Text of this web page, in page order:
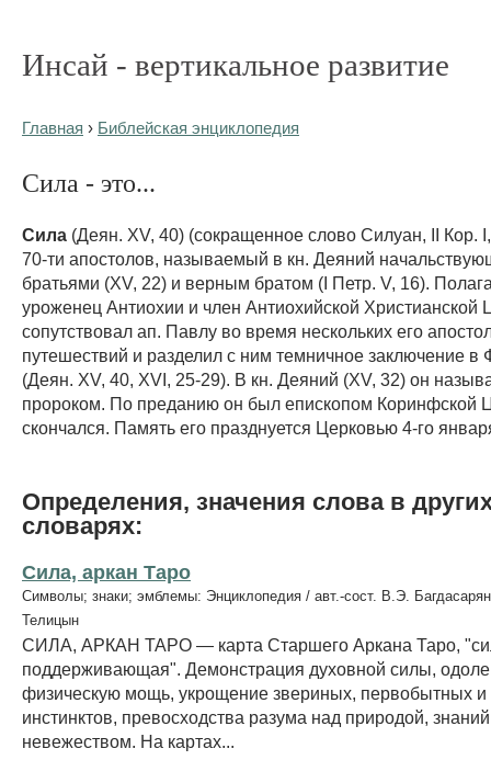
Инсай - вертикальное развитие
Главная › Библейская энциклопедия
Сила - это...
Сила (Деян. XV, 40) (сокращенное слово Силуан, II Кор.
70-ти апостолов, называемый в кн. Деяний
братьями (XV, 22) и верным братом (I Петр. V, 16).
уроженец Антиохии и член Антиохийской Христианской
сопутствовал ап. Павлу во время нескольких его
путешествий и разделил с ним темничное заключение в
(Деян. XV, 40, XVI, 25-29). В кн. Деяний (XV, 32) он
пророком. По преданию он был епископом Коринфской
скончался. Память его празднуется Церковью 4-го
Определения, значения слова в
словарях:
Сила, аркан Таро
Символы; знаки; эмблемы: Энциклопедия / авт.-сост. В.Э.
Телицын
СИЛА, АРКАН ТАРО — карта Старшего Аркана Таро,
поддерживающая". Демонстрация духовной силы,
физическую мощь, укрощение звериных, первобытных
инстинктов, превосходства разума над природой,
невежеством. На картах...